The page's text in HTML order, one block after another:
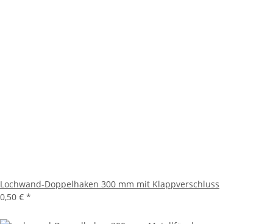
Lochwand-Doppelhaken 300 mm mit Klappverschluss
0,50 € *